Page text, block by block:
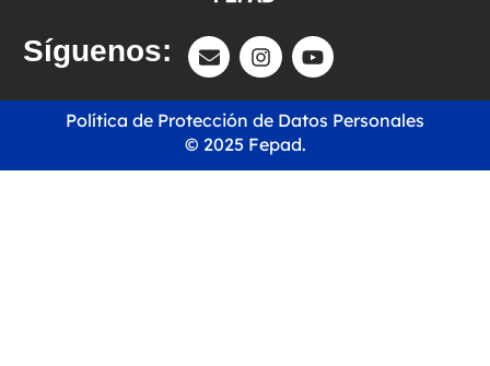
Síguenos:
© 2025 Fepad.
Política de Protección de Datos Personales